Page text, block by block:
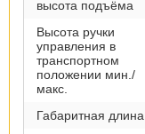
высота подъёма
Высота ручки
управления в
транспортном
положении мин./
макс.
Габаритная длина